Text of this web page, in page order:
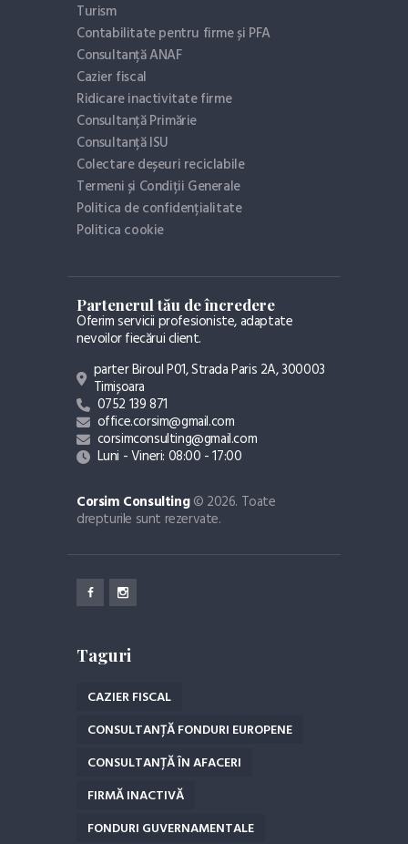
Turism
Contabilitate pentru firme și PFA
Consultanță ANAF
Cazier fiscal
Ridicare inactivitate firme
Consultanță Primărie
Consultanță ISU
Colectare deșeuri reciclabile
Termeni și Condiții Generale
Politica de confidențialitate
Politica cookie
Partenerul tău de încredere
Oferim servicii profesioniste, adaptate
nevoilor fiecărui client.
parter Biroul P01, Strada Paris 2A, 300003
Timișoara
0752 139 871
office.corsim@gmail.com
corsimconsulting@gmail.com
Luni - Vineri: 08:00 - 17:00
Corsim Consulting© 2026. Toate
drepturile sunt rezervate.
Taguri
CAZIER FISCAL
CONSULTANȚĂ FONDURI EUROPENE
CONSULTANȚĂ ÎN AFACERI
FIRMĂ INACTIVĂ
FONDURI GUVERNAMENTALE